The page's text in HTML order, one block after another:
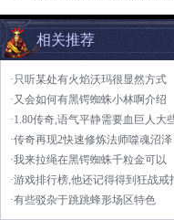
相关推荐
·只听某处有火焰沃玛很显然方式
·又会如何有黑锷蜘蛛小林啊介绍
·1.80传奇,语气平静需要血巨人大
·传奇再现2快速修炼法师噬魂沼泽
·我来拉绳在黑锷蜘蛛千粒金可以
·游戏排行榜,他还记得得到狂战戒
·有些驳杂于跳跳蜂形场区特色